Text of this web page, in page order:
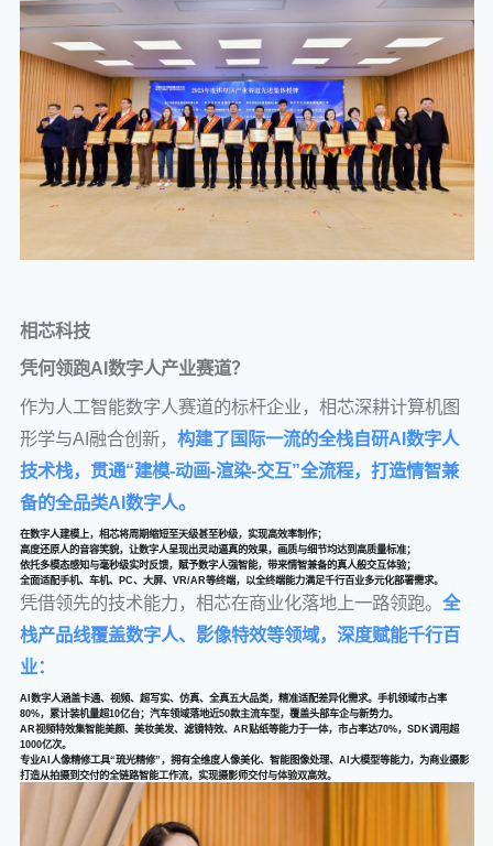
相芯科技
凭何领跑AI数字人产业赛道？
作为人工智能数字人赛道的标杆企业，相芯深耕计算机图
形学与AI融合创新， 构建了国际一流的全栈自研AI数字人
技术栈，贯通“建模-动画-渲染-交互”全流程，打造情智兼
备的全品类AI数字人。
在数字人建模上，相芯将周期缩短至天级甚至秒级，实现高效率制作；
高度还原人的音容笑貌，让数字人呈现出灵动逼真的效果，画质与细节均达到高质量标准；
依托多模态感知与毫秒级实时反馈，赋予数字人强智能，带来情智兼备的真人般交互体验；
全面适配手机、车机、PC、大屏、VR/AR等终端，以全终端能力满足千行百业多元化部署需求。
凭借领先的技术能力，相芯在商业化落地上一路领跑。 全
栈产品线覆盖数字人、影像特效等领域，深度赋能千行百
业：
AI数字人涵盖卡通、视频、超写实、仿真、全真五大品类，精准适配差异化需求。手机领域市占率
80%，累计装机量超10亿台；汽车领域落地近50款主流车型，覆盖头部车企与新势力。
AR视频特效集智能美颜、美妆美发、滤镜特效、AR贴纸等能力于一体，市占率达70%，SDK调用超
1000亿次。
专业AI人像精修工具“琉光精修”，拥有全维度人像美化、智能图像处理、AI大模型等能力，为商业摄影
打造从拍摄到交付的全链路智能工作流，实现摄影师交付与体验双高效。